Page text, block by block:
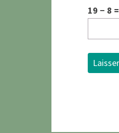
19 − 8 =